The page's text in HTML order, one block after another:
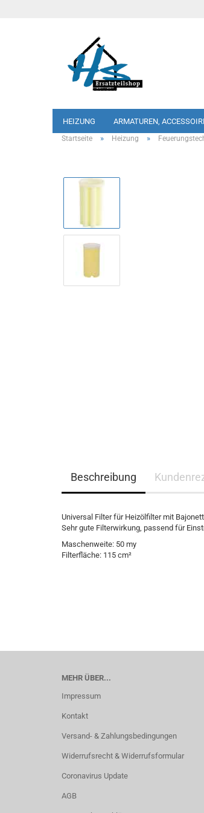
HEIZUNG ARMATUREN,
Startseite » Heizung »
Beschreibung
Universal Filter für Heizölfilter mit
Sehr gute Filterwirkung, passend für
Maschenweite: 50 my
Filterfläche: 115 cm²
MEHR ÜBER...
Impressum
Kontakt
Versand- & Zahlungsbedingungen
Widerrufsrecht & Widerrufsformular
Coronavirus Update
AGB